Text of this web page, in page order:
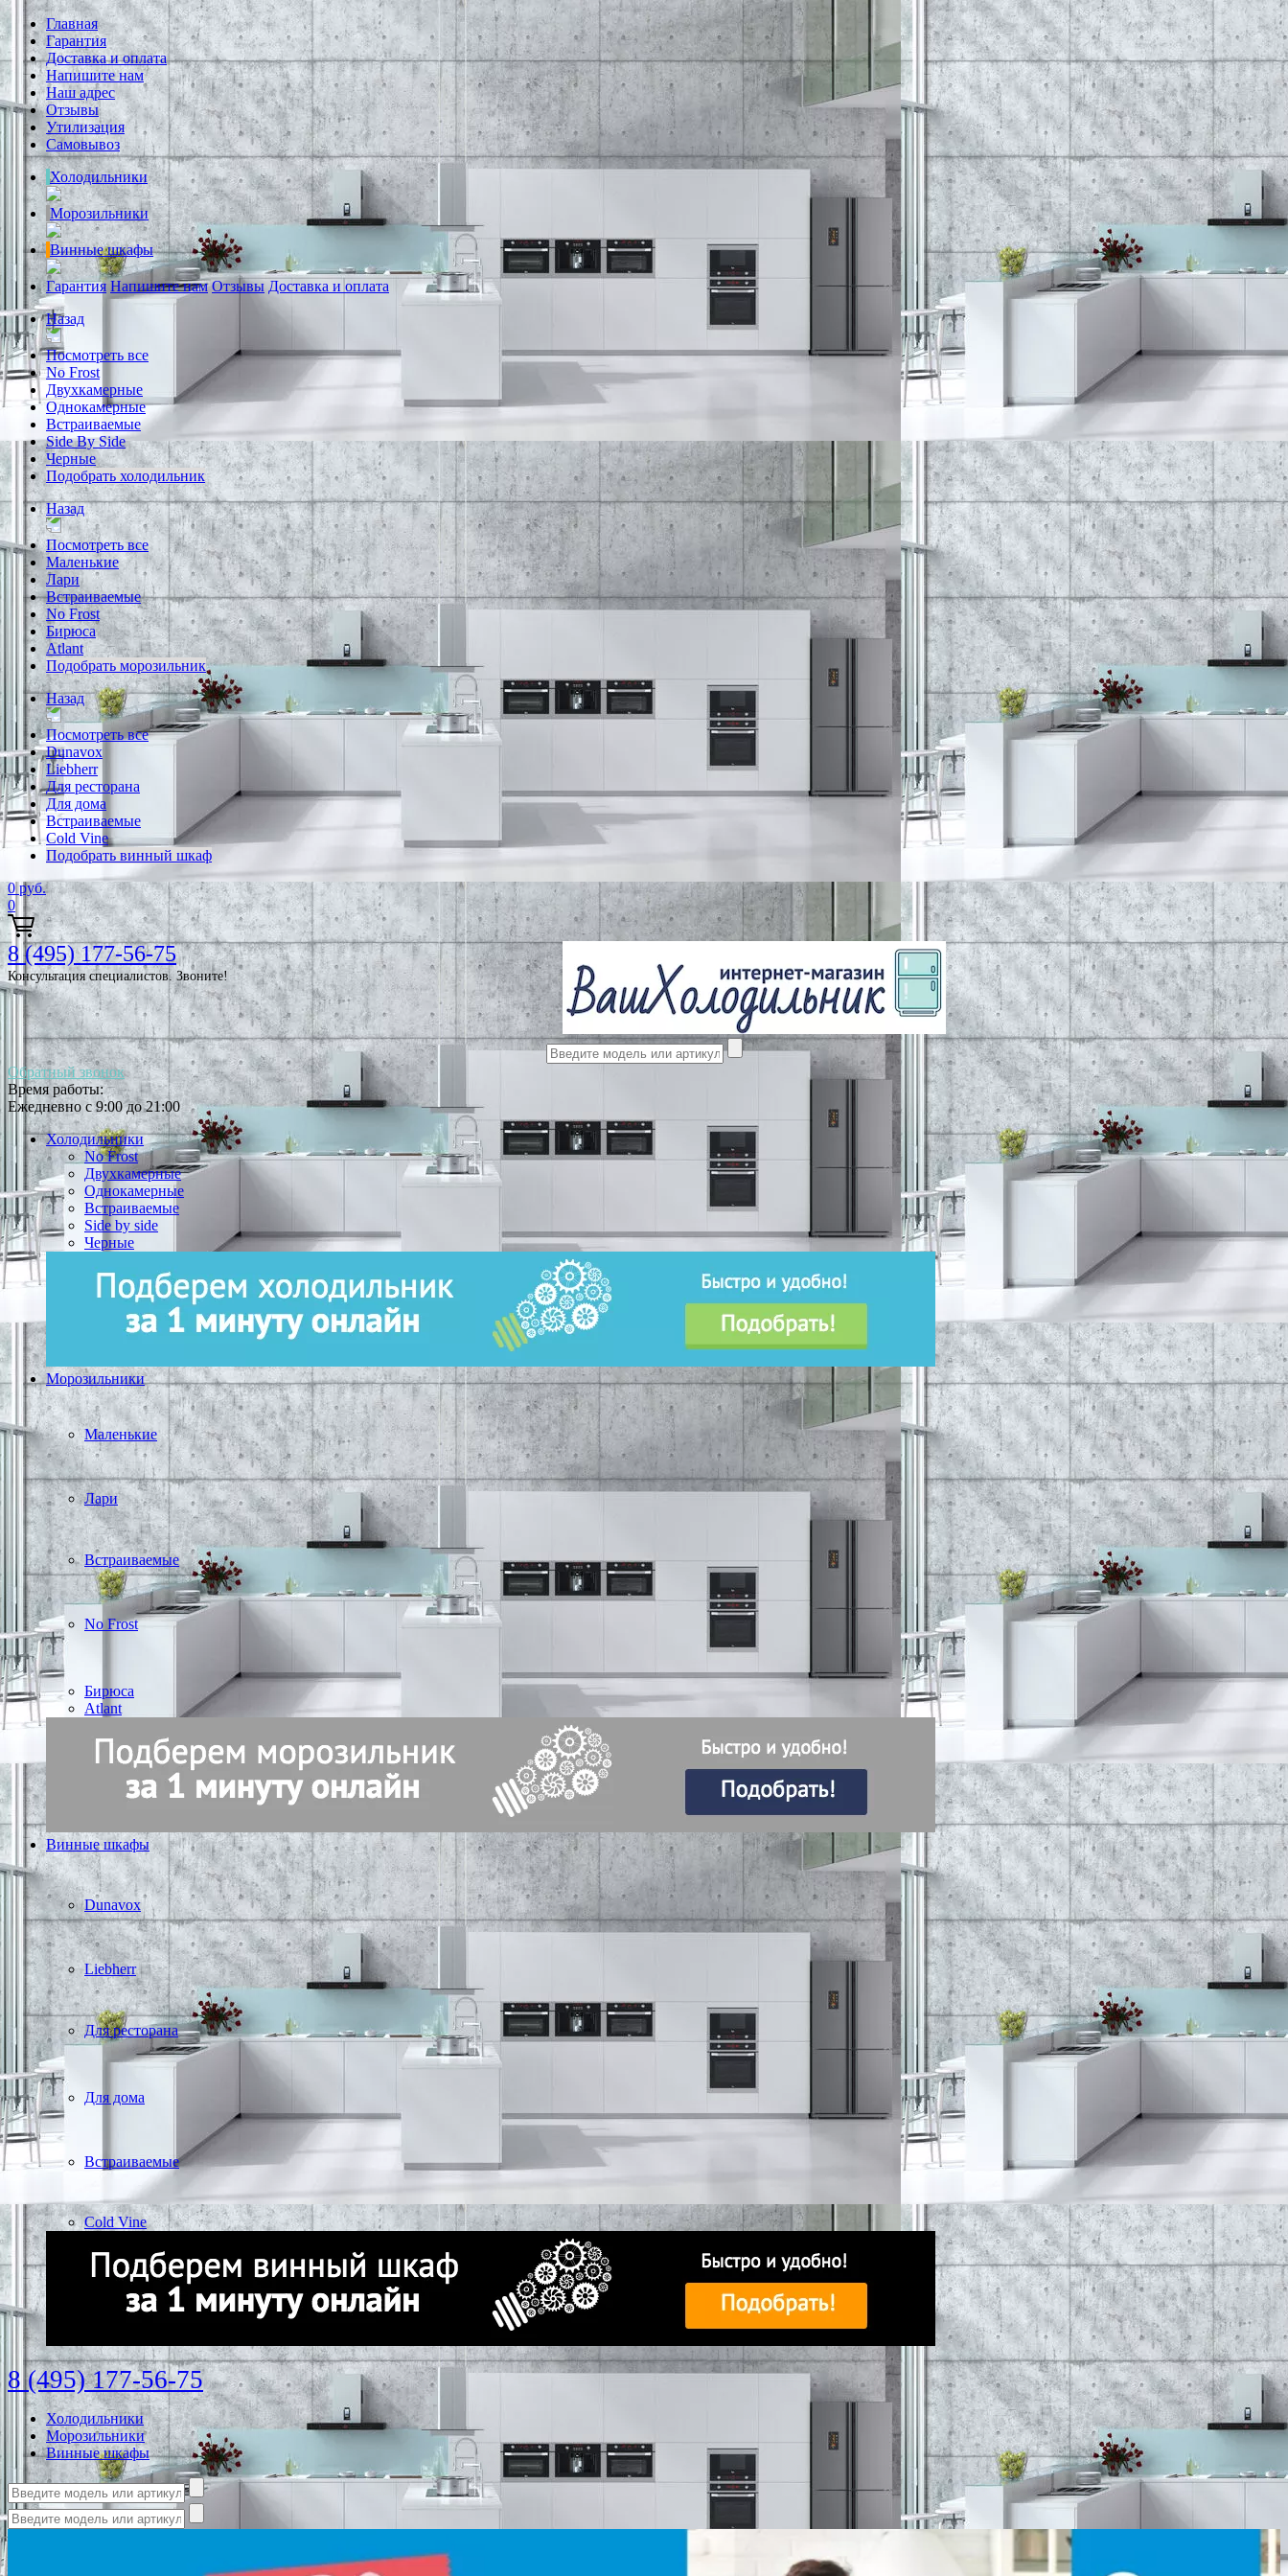
Главная
Гарантия
Доставка и оплата
Напишите нам
Наш адрес
Отзывы
Утилизация
Самовывоз
Холодильники
Морозильники
Винные шкафы
Гарантия Напишите нам Отзывы Доставка и оплата
Назад
Посмотреть все
No Frost
Двухкамерные
Однокамерные
Встраиваемые
Side By Side
Черные
Подобрать холодильник
Назад
Посмотреть все
Маленькие
Лари
Встраиваемые
No Frost
Бирюса
Atlant
Подобрать морозильник
Назад
Посмотреть все
Dunavox
Liebherr
Для ресторана
Для дома
Встраиваемые
Cold Vine
Подобрать винный шкаф
0 руб.
0
8 (495) 177-56-75
Консультация специалистов. Звоните!
Обратный звонок
Время работы:
Ежедневно с 9:00 до 21:00
Холодильники
No Frost
Двухкамерные
Однокамерные
Встраиваемые
Side by side
Черные
Морозильники
Маленькие
Лари
Встраиваемые
No Frost
Бирюса
Atlant
Винные шкафы
Dunavox
Liebherr
Для ресторана
Для дома
Встраиваемые
Cold Vine
8 (495) 177-56-75
Холодильники
Морозильники
Винные шкафы